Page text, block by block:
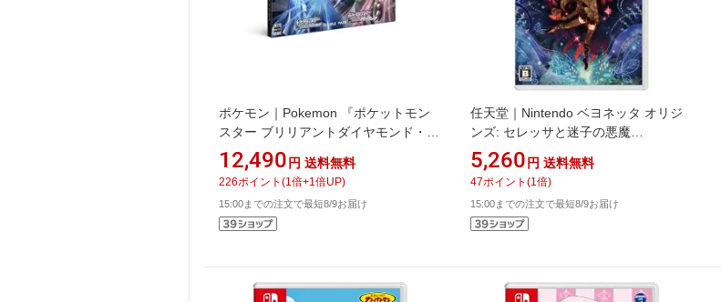
ポケモン｜Pokemon 『ポケットモン
スター ブリリアントダイヤモンド・シ
ャイニングパール』ダブルパック
12,490 円 送料無料
226ポイント (1 倍+1 倍UP)
15:00までの注文で最短8/9お届け
任天堂｜Nintendo ベヨネッタ オリジ
ンズ: セレッサと迷子の悪魔
【Switch】
5,260 円 送料無料
47ポイント (1 倍)
15:00までの注文で最短8/9お届け